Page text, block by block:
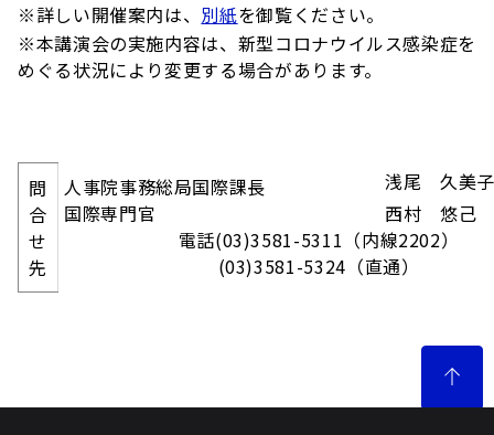
※詳しい開催案内は、 別紙を御覧ください。
※本講演会の実施内容は、新型コロナウイルス感染症を
めぐる状況により変更する場合があります。
問
合
せ
先
人事院事務総局国際課長
浅尾 久美子
国際専門官
西村 悠己
電話(03)3581-5311（内線2202）
(03)3581-5324（直通）